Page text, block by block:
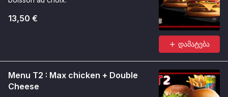
13,50 €
დამატება
Menu T2 : Max chicken + Double
Cheese